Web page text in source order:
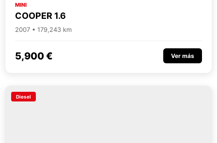
MINI
COOPER 1.6
2007 • 179,243 km
5,900 € Ver más
Diesel